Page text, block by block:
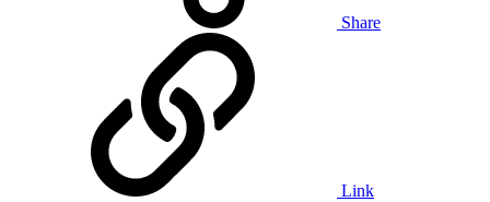
Share
Link